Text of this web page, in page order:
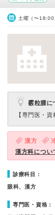
土曜（〜18:00
霰粒腫に
【専門医・資
漢方
漢方科につい
診療科目：
眼科、漢方
専門医・資格：